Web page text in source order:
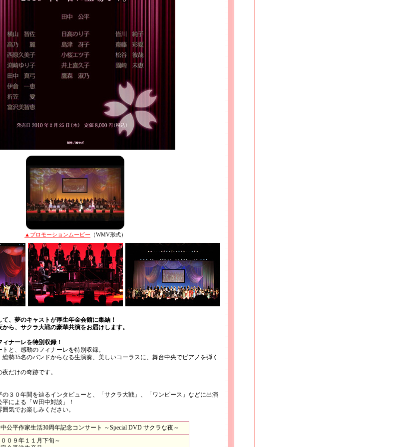
▲プロモーションムービー （WMV形式）
、夢のキャストが厚生年金会館に集結！
ら、サクラ大戦の豪華共演をお届けします。
ィナーレを特別収録！
と、感動のフィナーレを特別収録。
勢35名のバンドからなる生演奏、美しいコーラスに、舞台中央でピアノを弾く
だけの奇跡です。
３０年間を辿るインタビューと、「サクラ大戦」、「ワンピース」などに出演
による「Ｗ田中対談」！
気でお楽しみください。
中公平作家生活30周年記念コンサート ～Special DVD サクラな夜～
００９年１１月下旬～